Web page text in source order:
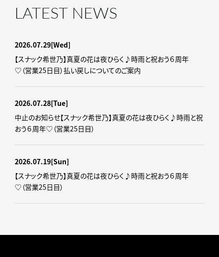
LATEST NEWS
2026.07.29[Wed]
【スナック希世乃】真夏の花は夜ひらく♪時雨と祝おう６周年
♡（営業25日目）払い戻しについてのご案内
2026.07.28[Tue]
中止のお知らせ【スナック希世乃】真夏の花は夜ひらく♪時雨と祝
おう６周年♡（営業25日目）
2026.07.19[Sun]
【スナック希世乃】真夏の花は夜ひらく♪時雨と祝おう６周年
♡（営業25日目）